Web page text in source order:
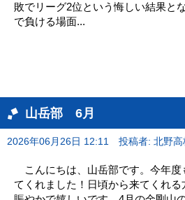
敗でリーグ2位という悔しい結果と
で負ける場面...
山岳部 6月
2026年06月26日 12:11 投稿者: 北野
こんにちは、山岳部です。今年度
てくれました！日頃から来てくれ